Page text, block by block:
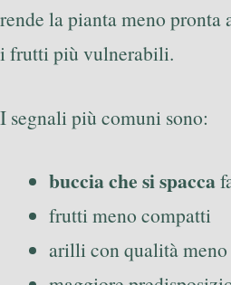
rende la pianta meno pronta
i frutti più vulnerabili.
I segnali più comuni sono:
buccia che si spacca
frutti meno compatti
arilli con qualità